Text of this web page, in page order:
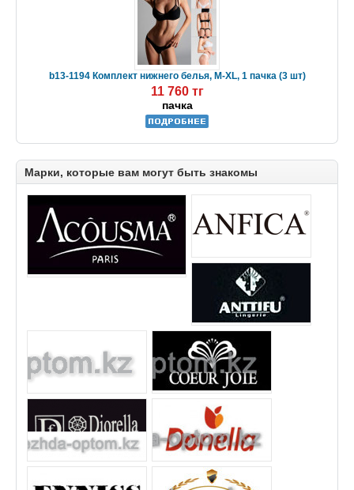
b13-1194 Комплект нижнего белья, M-XL, 1 пачка (3 шт)
11 760 тг
пачка
Марки, которые вам могут быть знакомы